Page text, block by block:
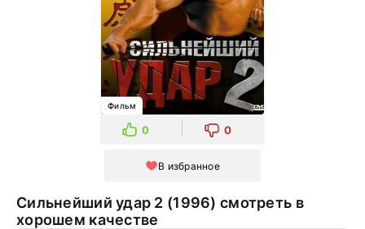
Фильм
0 0
В избранное
Сильнейший удар 2 (1996) смотреть в
хорошем качестве